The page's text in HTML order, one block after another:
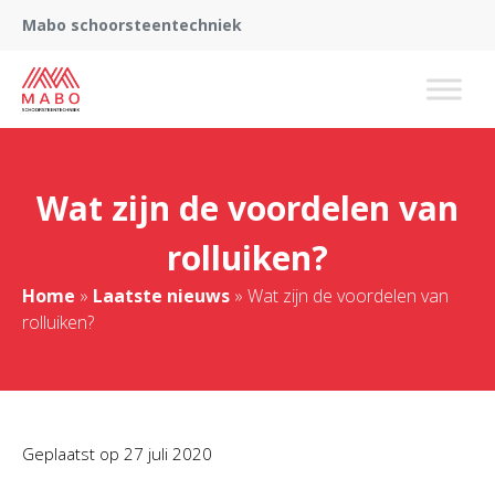
Mabo schoorsteentechniek
Wat zijn de voordelen van
rolluiken?
Home » Laatste nieuws » Wat zijn de voordelen van
rolluiken?
Geplaatst op 27 juli 2020